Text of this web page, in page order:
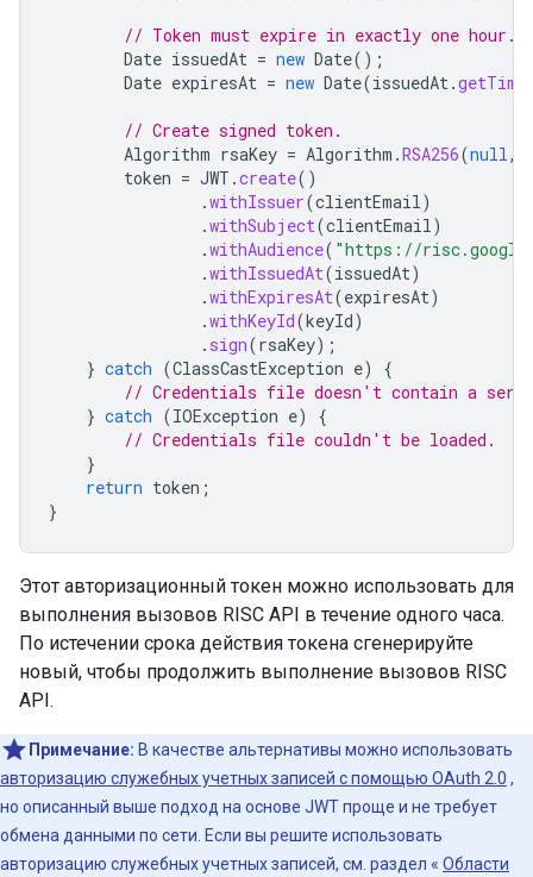
// Token must expire in exactly one hour.
Date issuedAt = new Date();
Date expiresAt = new Date(issuedAt.getTime
// Create signed token.
Algorithm rsaKey = Algorithm .RSA256(null,
token = JWT .create()
.withIssuer(clientEmail)
.withSubject(clientEmail)
.withAudience( "https://
.withIssuedAt(issuedAt)
.withExpiresAt(expiresAt)
.withKeyId(keyId)
. sign(rsaKey);
} catch (ClassCastException e)
{
// Credentials file doesn't contain a
} catch (IOException e)
{
// Credentials file couldn't be loaded.
}
return token ;
}
Этот авторизационный токен можно использовать для
выполнения вызовов RISC API в течение одного часа.
По истечении срока действия токена сгенерируйте
новый, чтобы продолжить выполнение вызовов RISC
API.
Примечание: В качестве альтернативы можно использовать
авторизацию служебных учетных записей с помощью OAuth 2.0 ,
но описанный выше подход на основе JWT проще и не требует
обмена данными по сети. Если вы решите использовать
авторизацию служебных учетных записей, см. раздел « Области